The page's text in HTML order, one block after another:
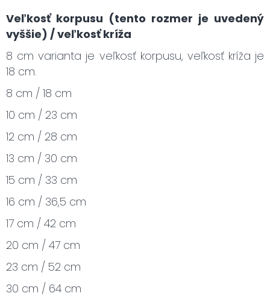
Veľkosť korpusu (tento rozmer je uvedený
vyššie) / veľkosť kríža
8 cm varianta je veľkosť korpusu, veľkosť kríža je
18 cm.
8 cm / 18 cm
10 cm / 23 cm
12 cm / 28 cm
13 cm / 30 cm
15 cm / 33 cm
16 cm / 36,5 cm
17 cm / 42 cm
20 cm / 47 cm
23 cm / 52 cm
30 cm / 64 cm